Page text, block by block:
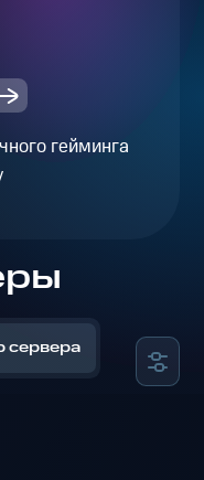
гейминга
сервера